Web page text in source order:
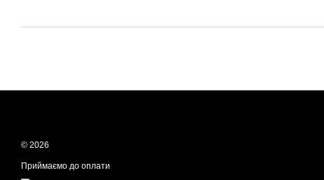
© 2026
Приймаємо до оплати